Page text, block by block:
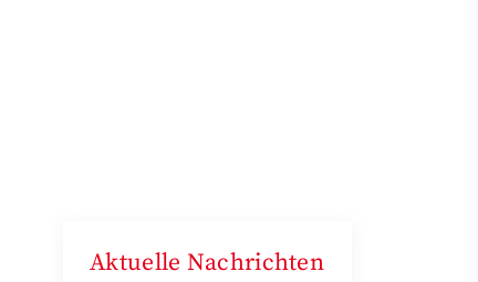
Aktuelle Nachrichten